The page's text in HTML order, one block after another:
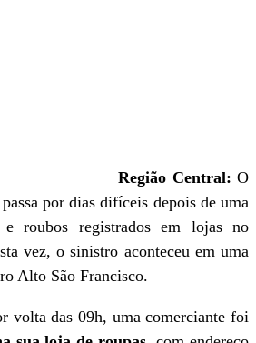
Região Central: O
por dias difíceis depois de uma
e roubos registrados em lojas no
vez, o sinistro aconteceu em uma
Alto São Francisco.
volta das 09h, uma comerciante foi